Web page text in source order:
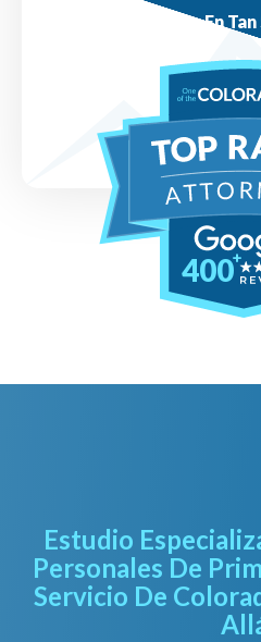
Respuestas En
400
Estudio
Personales De
Servicio De